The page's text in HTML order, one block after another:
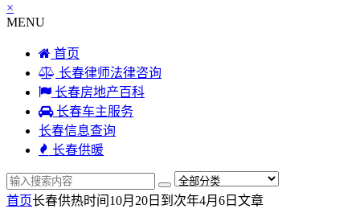
×
MENU
首页
长春律师法律咨询
长春房地产百科
长春车主服务
长春信息查询
长春供暖
首页长春供热时间10月20日到次年4月6日 文章